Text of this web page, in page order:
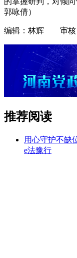
郭咏倩）
编辑：林辉 审核
推荐阅读
用心守护不缺
e法豫行